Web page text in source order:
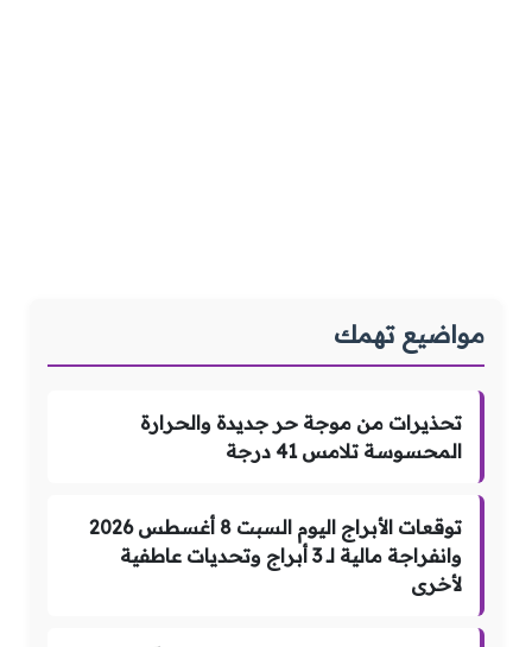
مواضيع تهمك
تحذيرات من موجة حر جديدة والحرارة
المحسوسة تلامس 41 درجة
توقعات الأبراج اليوم السبت 8 أغسطس 2026
وانفراجة مالية لـ 3 أبراج وتحديات عاطفية
لأخرى